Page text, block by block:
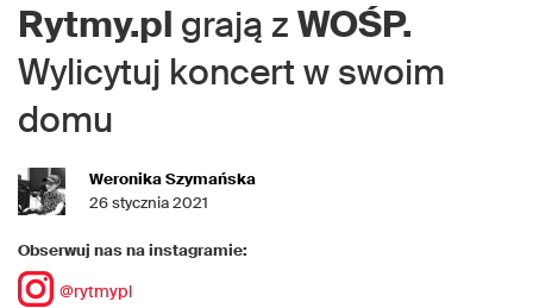
Rytmy.pl grają z WOŚP.
Wylicytuj koncert w swoim
domu
Weronika Szymańska
26 stycznia 2021
Obserwuj nas na instagramie:
@rytmypl